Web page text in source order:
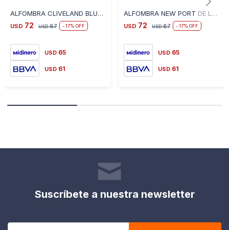
ALFOMBRA CLIVELAND BLUE IVORY LANA TEJIDA A MANO 0.60X2.40
USD 72 USD 87 17
USD 65
USD 61
ALFOMBRA NEW PORT DE LANA TEJIDA A MANO 0.60X2.40
USD 72 USD 87 17
USD 65
USD 61
Suscríbete a nuestra newsletter